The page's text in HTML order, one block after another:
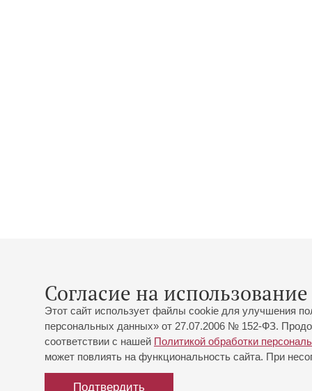
Согласие на
Этот сайт использует файлы cookie для улучшения
персональных данных» от 27.07.2006 № 152-ФЗ.
соответствии с нашей Политикой обработки
может повлиять на функциональность сайта. При
Подтвердить